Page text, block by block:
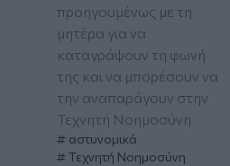
προηγουμένως με τη
μητέρα για να
καταγράψουν τη φωνή
της και να μπορέσουν να
την αναπαράγουν στην
Τεχνητή Νοημοσύνη
αστυνομικά
Τεχνητή Νοημοσύνη